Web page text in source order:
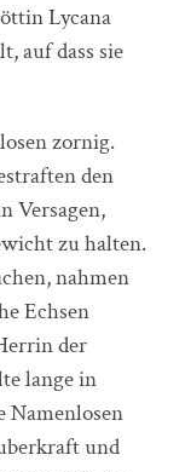
Lycana
auf dass sie
zornig.
den
Versagen,
zu halten.
nahmen
Echsen
der
lange in
Namenlosen
und